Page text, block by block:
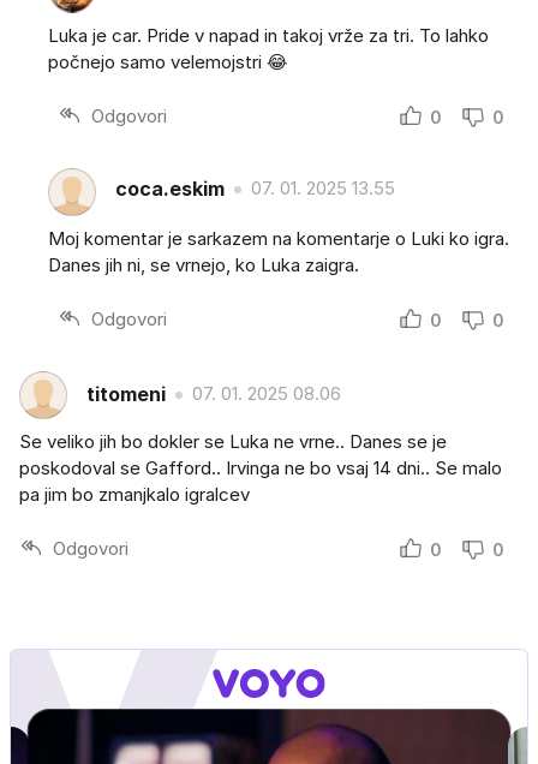
Luka je car. Pride v napad in takoj vrže za tri. To lahko
počnejo samo velemojstri 😂
Odgovori 0 0
coca.eskim 07. 01. 2025 13.55
Moj komentar je sarkazem na komentarje o Luki ko igra.
Danes jih ni, se vrnejo, ko Luka zaigra.
Odgovori 0 0
titomeni 07. 01. 2025 08.06
Se veliko jih bo dokler se Luka ne vrne.. Danes se je
poskodoval se Gafford.. Irvinga ne bo vsaj 14 dni.. Se malo
pa jim bo zmanjkalo igralcev
Odgovori 0 0